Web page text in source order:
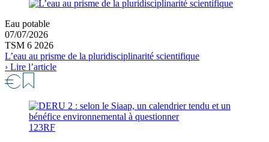
Eau potable
07/07/2026
TSM 6 2026
L’eau au prisme de la pluridisciplinarité scientifique
› Lire l’article
123RF